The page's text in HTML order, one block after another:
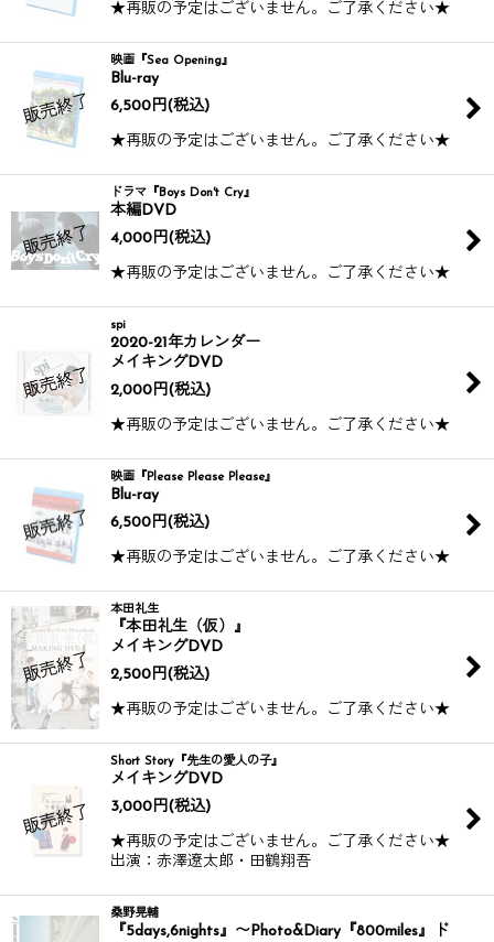
★再販の予定はございません。ご了承ください★
映画『Sea Opening』
Blu-ray
6,500 円(税込)
★再販の予定はございません。ご了承ください★
ドラマ『Boys Don't Cry』
本編DVD
4,000 円(税込)
★再販の予定はございません。ご了承ください★
spi
2020-21年カレンダー
メイキングDVD
2,000 円(税込)
★再販の予定はございません。ご了承ください★
映画『Please Please Please』
Blu-ray
6,500 円(税込)
★再販の予定はございません。ご了承ください★
本田礼生
『本田礼生（仮）』
メイキングDVD
2,500 円(税込)
★再販の予定はございません。ご了承ください★
Short Story『先生の愛人の子』
メイキングDVD
3,000 円(税込)
★再販の予定はございません。ご了承ください★
出演：赤澤遼太郎・田鶴翔吾
桑野晃輔
『5days,6nights』〜Photo&Diary『800miles』ド